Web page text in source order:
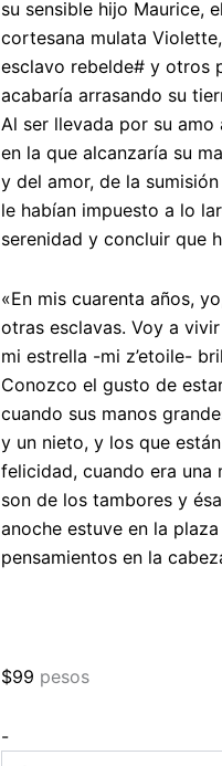
su sensible hijo Maurice,
cortesana mulata
esclavo rebelde# y otros
acabaría arrasando su
Al ser llevada por su amo
en la que alcanzaría su
y del amor, de la
le habían impuesto a lo
serenidad y concluir que
«En mis cuarenta años,
otras esclavas. Voy a
mi estrella -mi z’etoile-
Conozco el gusto de
cuando sus manos
y un nieto, y los que
felicidad, cuando era una
son de los tambores y
anoche estuve en la
pensamientos en la
$99 pesos
-
isla